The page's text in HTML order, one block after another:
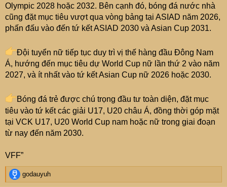
Olympic 2028 hoặc 2032. Bên cạnh đó, bóng đá nước nhà
cũng đặt mục tiêu vượt qua vòng bảng tại ASIAD năm 2026,
phấn đấu vào đến tứ kết ASIAD 2030 và Asian Cup 2031.
Đội tuyển nữ tiếp tục duy trì vị thế hàng đầu Đông Nam
Á, hướng đến mục tiêu dự World Cup nữ lần thứ 2 vào năm
2027, và ít nhất vào tứ kết Asian Cup nữ 2026 hoặc 2030.
Bóng đá trẻ được chú trọng đầu tư toàn diện, đặt mục
tiêu vào tứ kết các giải U17, U20 châu Á, đồng thời góp mặt
tại VCK U17, U20 World Cup nam hoặc nữ trong giai đoạn
từ nay đến năm 2030.
VFF”
R
e
godauyuh